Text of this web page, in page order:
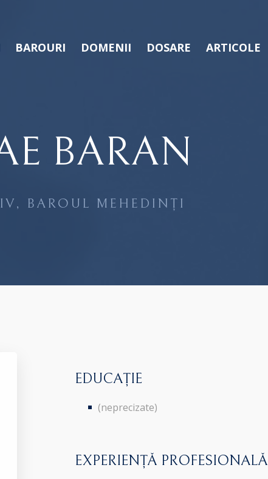
BAROURI DOMENII DOSARE ARTICOLE
BARAN
BAROUL MEHEDINȚI
EDUCAȚIE
(neprecizate)
EXPERIENȚĂ PROFESIONALĂ